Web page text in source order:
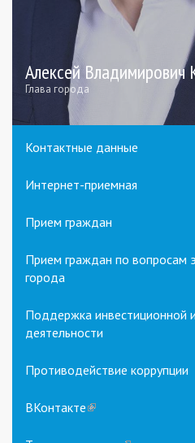
Алексей Владимирович
Глава города
Контактные данные
Интернет-приемная
Прием граждан
Прием граждан по вопросам
города
Поддержка инвестиционной
деятельности
Противодействие коррупции
ВКонтакте(link